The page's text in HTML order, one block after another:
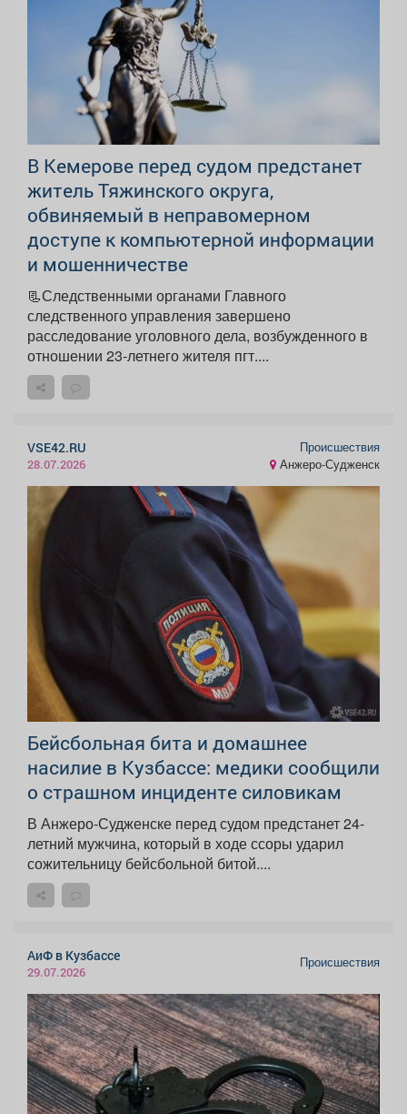
В Кемерове перед судом предстанет
житель Тяжинского округа,
обвиняемый в неправомерном
доступе к компьютерной информации
и мошенничестве
📃Следственными органами Главного
следственного управления завершено
расследование уголовного дела, возбужденного в
отношении 23-летнего жителя пгт....
VSE42.RU
28.07.2026
Происшествия
Анжеро-Судженск
Бейсбольная бита и домашнее
насилие в Кузбассе: медики сообщили
о страшном инциденте силовикам
В Анжеро-Судженске перед судом предстанет 24-
летний мужчина, который в ходе ссоры ударил
сожительницу бейсбольной битой....
АиФ в Кузбассе
29.07.2026
Происшествия